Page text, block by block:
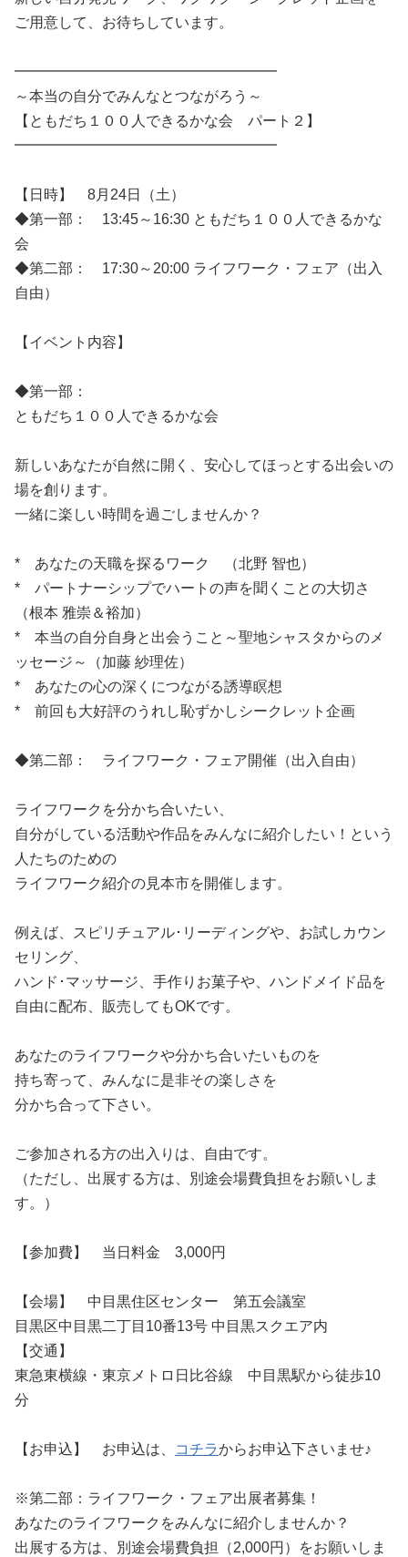
ご用意して、お待ちしています。
━━━━━━━━━━━━━━━━━━
～本当の自分でみんなとつながろう～
【ともだち１００人できるかな会 パート２】
━━━━━━━━━━━━━━━━━━
【日時】 8月24日（土）
◆第一部： 13:45～16:30 ともだち１００人できるかな
会
◆第二部： 17:30～20:00 ライフワーク・フェア（出入
自由）
【イベント内容】
◆第一部：
ともだち１００人できるかな会
新しいあなたが自然に開く、安心してほっとする出会いの
場を創ります。
一緒に楽しい時間を過ごしませんか？
* あなたの天職を探るワーク （北野 智也）
* パートナーシップでハートの声を聞くことの大切さ
（根本 雅崇＆裕加）
* 本当の自分自身と出会うこと～聖地シャスタからのメ
ッセージ～（加藤 紗理佐）
* あなたの心の深くにつながる誘導瞑想
* 前回も大好評のうれし恥ずかしシークレット企画
◆第二部： ライフワーク・フェア開催（出入自由）
ライフワークを分かち合いたい、
自分がしている活動や作品をみんなに紹介したい！という
人たちのための
ライフワーク紹介の見本市を開催します。
例えば、スピリチュアル･リーディングや、お試しカウン
セリング、
ハンド･マッサージ、手作りお菓子や、ハンドメイド品を
自由に配布、販売してもOKです。
あなたのライフワークや分かち合いたいものを
持ち寄って、みんなに是非その楽しさを
分かち合って下さい。
ご参加される方の出入りは、自由です。
（ただし、出展する方は、別途会場費負担をお願いしま
す。）
【参加費】 当日料金 3,000円
【会場】 中目黒住区センター 第五会議室
目黒区中目黒二丁目10番13号 中目黒スクエア内
【交通】
東急東横線・東京メトロ日比谷線 中目黒駅から徒歩10
分
【お申込】 お申込は、 コチラからお申込下さいませ♪
※第二部：ライフワーク・フェア出展者募集！
あなたのライフワークをみんなに紹介しませんか？
出展する方は、別途会場費負担（2,000円）をお願いしま